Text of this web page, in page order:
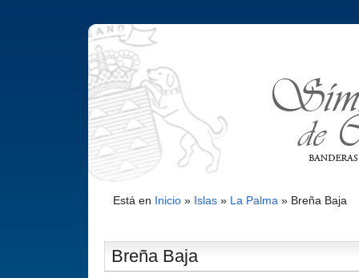
Está en Inicio» Islas» La Palma » Breña Baja
Breña Baja